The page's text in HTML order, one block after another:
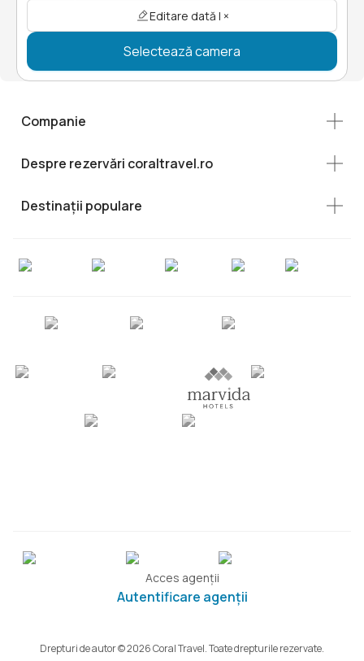
Editare dată | ×
Selectează camera
Companie
Despre rezervări coraltravel.ro
Destinații populare
Acces agenții
Autentificare agenții
Drepturi de autor © 2026 Coral Travel. Toate drepturile rezervate.